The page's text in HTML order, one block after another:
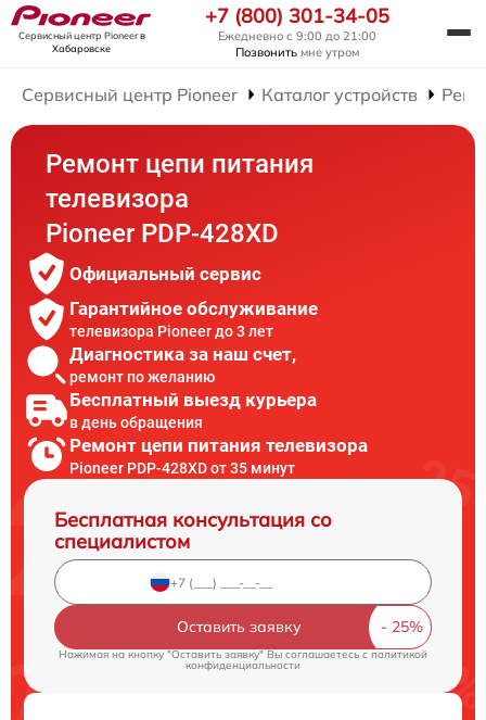
Сервисный центр Pioneerв
Хабаровске
+7 (800) 301-34-05
Ежедневно с 9:00 до 21:00
Позвонить мне утром
Сервисный центр Pioneer Каталог устройств
Ремонт цепи питания
телевизора
Pioneer PDP-428XD
Официальный сервис
Гарантийное обслуживание
телевизора Pioneer до 3 лет
Диагностика за наш счет,
ремонт по желанию
Бесплатный выезд курьера
в день обращения
Ремонт цепи питания телевизора
Pioneer PDP-428XD от 35 минут
Бесплатная консультация со
специалистом
Оставить заявку
Нажимая на кнопку "Оставить заявку" Вы соглашаетесь cполитикой
конфиденциальности